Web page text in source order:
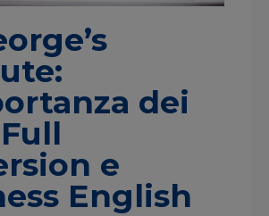
dei
e
English